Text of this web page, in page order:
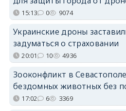
15:13 0 9074
Украинские дроны
задуматься о страховании
20:01 10 4936
Зооконфликт в
бездомных животных без
17:02 6 3369